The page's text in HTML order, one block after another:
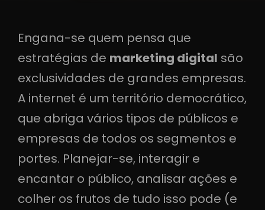
Engana-se quem pensa que
estratégias de marketing digital são
exclusividades de grandes empresas.
A internet é um território democrático,
que abriga vários tipos de públicos e
empresas de todos os segmentos e
portes. Planejar-se, interagir e
encantar o público, analisar ações e
colher os frutos de tudo isso pode (e